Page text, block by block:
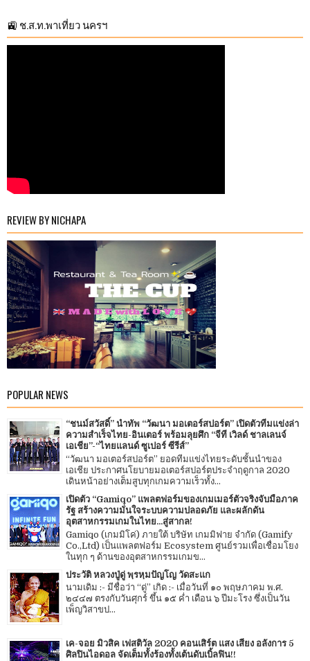
🚉 ช.ส.ท.พาเที่ยว นครฯ
REVIEW BY NICHAPA
POPULAR NEWS
“ชนม์สวัสดิ์” นำทัพ “วัฒนา มอเตอร์สปอร์ต” เปิดตัวทีมแข่งล่า
ความสำเร็จไทย-อินเตอร์ พร้อมลุยศึก “จีที เวิลด์ ชาลเลนจ์
เอเชีย”-“ไทยแลนด์ ซูเปอร์ ซีรีส์”
“วัฒนา มอเตอร์สปอร์ต” ยอดทีมแข่งไทยระดับชั้นนำของ
เอเชีย ประกาศนโยบายมอเตอร์สปอร์ตประจำฤดูกาล 2020
เดินหน้าอย่างเต็มสูบทุกเกมความเร็วทั้ง...
เปิดตัว “Gamiqo” แพลตฟอร์มของเกมเมอร์ตัวจริงจับมือภาค
รัฐ สร้างความมั่นใจระบบความปลอดภัย และผลักดัน
อุตสาหกรรมเกมในไทย...สู่สากล!
Gamiqo (เกมมิโค่) ภายใต้ บริษัท เกมมิฟาย จำกัด (Gamify
Co.,Ltd) เป็นแพลตฟอร์ม Ecosystem ศูนย์รวมเพื่อเชื่อมโยง
ในทุก ๆ ด้านของอุตสาหกรรมเกมข...
ประวัติ หลวงปู่ดู่ พฺรหฺมปัญโญ วัดสะแก
นามเดิม :- มีชื่อว่า “ดู่” เกิด :- เมื่อวันที่ ๑๐ พฤษภาคม พ.ศ.
๒๔๔๗ ตรงกับวันศุกร์ ขึ้น ๑๕ ค่ำ เดือน ๖ ปีมะโรง ซึ่งเป็นวัน
เพ็ญวิสาขป...
เค-จอย มิวสิค เฟสติวัล 2020 คอนเสิร์ต แสง เสียง อลังการ 5
ศิลปินไอดอล จัดเต็มทั้งร้องทั้งเต้นดับเบิ้ลฟิน!!